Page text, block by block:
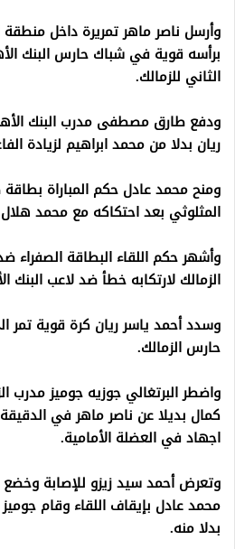
وأرسل ناصر ماهر تمريرة داخل
برأسه قوية في شباك حارس البنك
الثاني للزمالك.
ودفع طارق مصطفى مدرب البنك
ريان بدلا من محمد ابراهيم لزيادة
ومنح محمد عادل حكم المباراة
المثلوثي بعد احتكاكه مع محمد
وأشهر حكم اللقاء البطاقة
الزمالك لارتكابه خطأ ضد لاعب البنك
وسدد أحمد ياسر ريان كرة قوية تمر
حارس الزمالك.
واضطر البرتغالي جوزيه جوميز مدرب
اجهاد في العضلة الأمامية.
وتعرض أحمد سيد زيزو للإصابة وخضع
محمد عادل بإيقاف اللقاء وقام
بدلا منه.